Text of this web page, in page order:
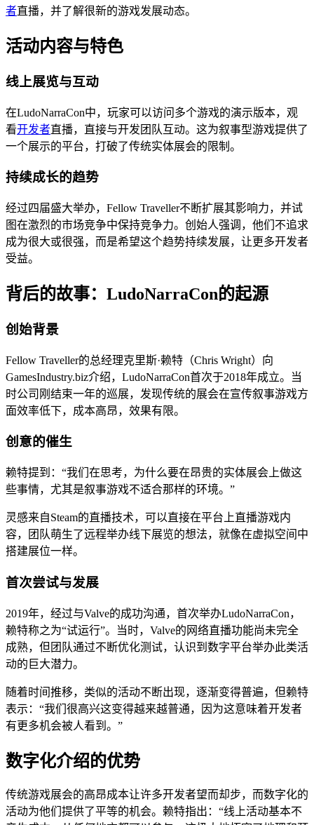
者直播，并了解很新的游戏发展动态。
活动内容与特色
线上展览与互动
在LudoNarraCon中，玩家可以访问多个游戏的演示版本，观
看开发者直播，直接与开发团队互动。这为叙事型游戏提供了
一个展示的平台，打破了传统实体展会的限制。
持续成长的趋势
经过四届盛大举办，Fellow Traveller不断扩展其影响力，并试
图在激烈的市场竞争中保持竞争力。创始人强调，他们不追求
成为很大或很强，而是希望这个趋势持续发展，让更多开发者
受益。
背后的故事：LudoNarraCon的起源
创始背景
Fellow Traveller的总经理克里斯·赖特（Chris Wright）向
GamesIndustry.biz介绍，LudoNarraCon首次于2018年成立。当
时公司刚结束一年的巡展，发现传统的展会在宣传叙事游戏方
面效率低下，成本高昂，效果有限。
创意的催生
赖特提到：“我们在思考，为什么要在昂贵的实体展会上做这
些事情，尤其是叙事游戏不适合那样的环境。”
灵感来自Steam的直播技术，可以直接在平台上直播游戏内
容，团队萌生了远程举办线下展览的想法，就像在虚拟空间中
搭建展位一样。
首次尝试与发展
2019年，经过与Valve的成功沟通，首次举办LudoNarraCon，
赖特称之为“试运行”。当时，Valve的网络直播功能尚未完全
成熟，但团队通过不断优化测试，认识到数字平台举办此类活
动的巨大潜力。
随着时间推移，类似的活动不断出现，逐渐变得普遍，但赖特
表示：“我们很高兴这变得越来越普通，因为这意味着开发者
有更多机会被人看到。”
数字化介绍的优势
传统游戏展会的高昂成本让许多开发者望而却步，而数字化的
活动为他们提供了平等的机会。赖特指出：“线上活动基本不